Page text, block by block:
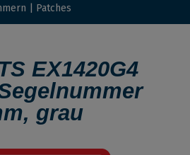
| Patches
EX1420G4
grau